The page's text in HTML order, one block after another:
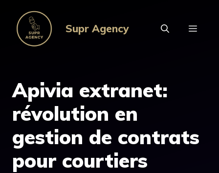
contenu
Supr Agency
Apivia extranet:
révolution en
gestion de contrats
pour courtiers